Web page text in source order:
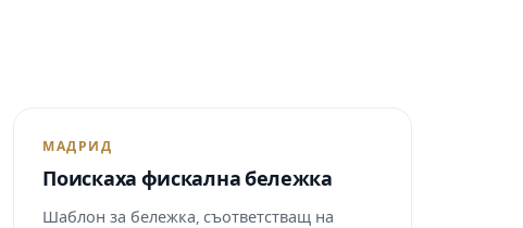
МАДРИД
Поискаха фискална бележка
Шаблон за бележка, съответстващ на